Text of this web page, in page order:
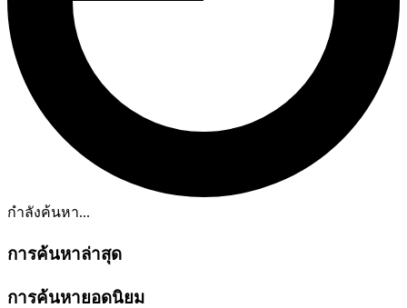
กำลังค้นหา...
การค้นหาล่าสุด
การค้นหายอดนิยม